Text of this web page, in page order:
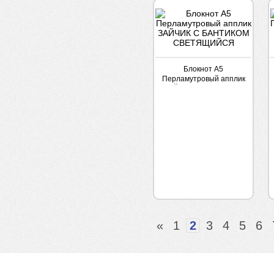
Блокнот А5
Перламутровый апплик
« 1 2 3 4 5 6